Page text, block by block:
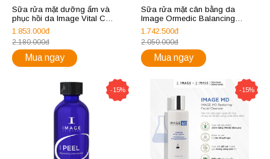
Sữa rửa mặt dưỡng ẩm và
phục hồi da Image Vital C
Hydrating Facial Cleanser 355ml
1.853.000đ
2.180.000đ
Mua ngay
Sữa rửa mặt cân bằng da
Image Ormedic Balancing
Facial Cleanser 355ml
1.742.500đ
2.050.000đ
Mua ngay
-15% -15%